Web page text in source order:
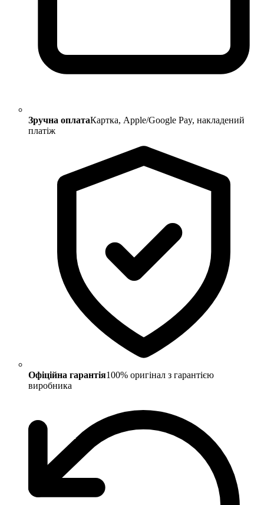
Зручна оплатаКартка, Apple/Google Pay, накладений
платіж
Офіційна гарантія100% оригінал з гарантією
виробника